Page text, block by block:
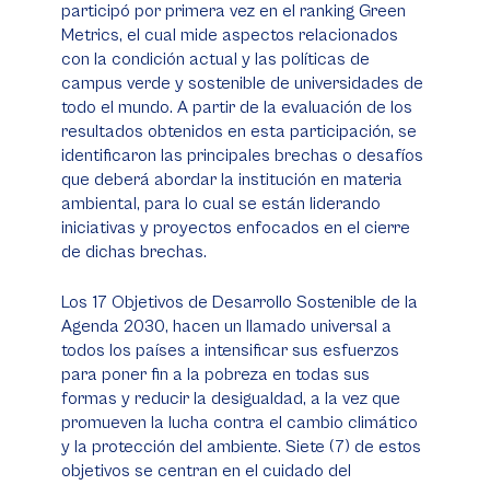
participó por primera vez en el ranking Green
Metrics, el cual mide aspectos relacionados
con la condición actual y las políticas de
campus verde y sostenible de universidades de
todo el mundo. A partir de la evaluación de los
resultados obtenidos en esta participación, se
identificaron las principales brechas o desafíos
que deberá abordar la institución en materia
ambiental, para lo cual se están liderando
iniciativas y proyectos enfocados en el cierre
de dichas brechas.
Los 17 Objetivos de Desarrollo Sostenible de la
Agenda 2030, hacen un llamado universal a
todos los países a intensificar sus esfuerzos
para poner fin a la pobreza en todas sus
formas y reducir la desigualdad, a la vez que
promueven la lucha contra el cambio climático
y la protección del ambiente. Siete (7) de estos
objetivos se centran en el cuidado del